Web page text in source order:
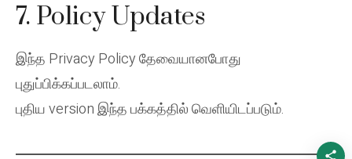
7. Policy Updates
இந்த Privacy Policy தேவையானபோது
புதுப்பிக்கப்படலாம்.
புதிய version இந்த பக்கத்தில் வெளியிடப்படும்.